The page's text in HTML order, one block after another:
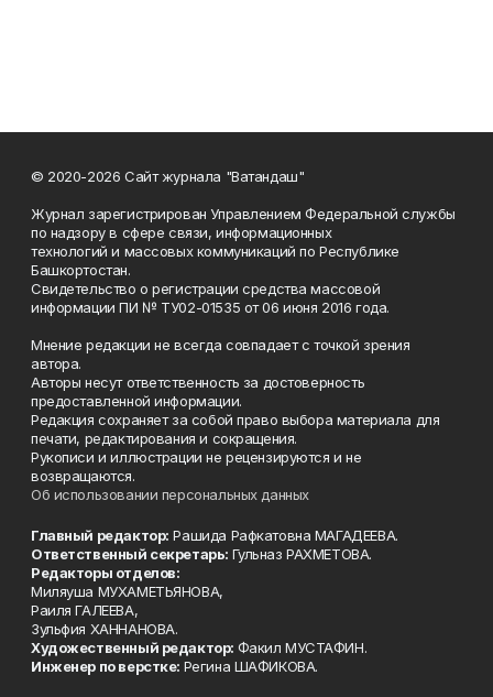
© 2020-2026 Сайт журнала "Ватандаш"
Журнал зарегистрирован Управлением Федеральной службы
по надзору в сфере связи, информационных
технологий и массовых коммуникаций по Республике
Башкортостан.
Свидетельство о регистрации средства массовой
информации ПИ № ТУ02-01535 от 06 июня 2016 года.
Мнение редакции не всегда совпадает с точкой зрения
автора.
Авторы несут ответственность за достоверность
предоставленной информации.
Редакция сохраняет за собой право выбора материала для
печати, редактирования и сокращения.
Рукописи и иллюстрации не рецензируются и не
возвращаются.
Об использовании персональных данных
Главный редактор: Рашида Рафкатовна МАГАДЕЕВА.
Ответственный секретарь: Гульназ РАХМЕТОВА.
Редакторы отделов:
Миляуша МУХАМЕТЬЯНОВА,
Раиля ГАЛЕЕВА,
Зульфия ХАННАНОВА.
Художественный редактор: Факил МУСТАФИН.
Инженер по верстке: Регина ШАФИКОВА.